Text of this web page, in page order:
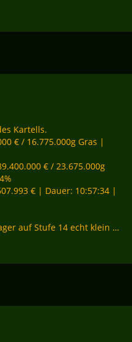
Grenze an Ausbauten Sinn
Weil man dann
ausbaut. Kann natürlich
teuer werden, dass selbst
oder darunter.
schauen wie sich
Kartells.
€ / 16.775.000g Gras |
€ / 23.675.000g
€ | Dauer: 10:57:34 |
auf Stufe 14 echt klein …